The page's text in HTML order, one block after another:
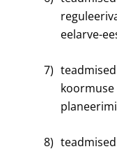
eelarve-
7)
8)